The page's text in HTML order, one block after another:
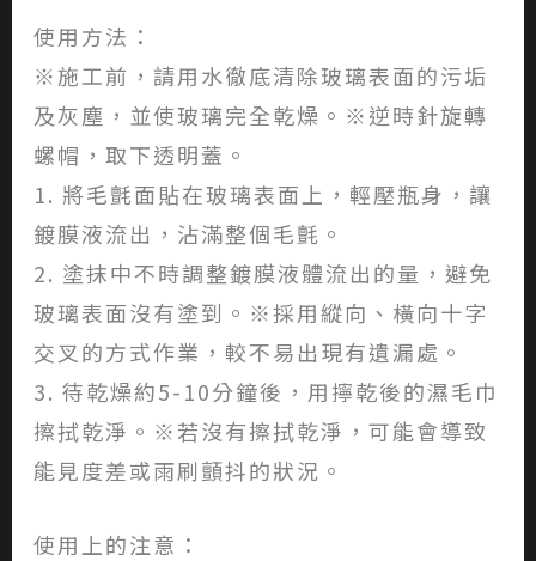
使用方法：
※施工前，請用水徹底清除玻璃表面的污垢
及灰塵，並使玻璃完全乾燥。※逆時針旋轉
螺帽，取下透明蓋。
1. 將毛氈面貼在玻璃表面上，輕壓瓶身，讓
鍍膜液流出，沾滿整個毛氈。
2. 塗抹中不時調整鍍膜液體流出的量，避免
玻璃表面沒有塗到。※採用縱向、橫向十字
交叉的方式作業，較不易出現有遺漏處。
3. 待乾燥約5-10分鐘後，用擰乾後的濕毛巾
擦拭乾淨。※若沒有擦拭乾淨，可能會導致
能見度差或雨刷顫抖的狀況。
使用上的注意：